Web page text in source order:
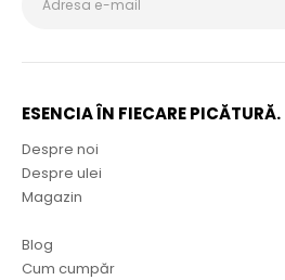
ESENCIA ÎN FIECARE PICĂTURĂ.
Despre noi
Despre ulei
Magazin
Blog
Cum cumpăr